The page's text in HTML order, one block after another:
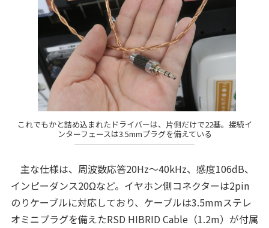
これでもかと詰め込まれたドライバーは、片側だけで22基。接続イ
ンターフェースは3.5mmプラグを備えている
主な仕様は、周波数応答20Hz～40kHz、感度106dB、
インピーダンス20Ωなど。イヤホン側コネクターは2pin
のりケーブルに対応しており、ケーブルは3.5mmステレ
オミニプラグを備えたRSD HIBRID Cable（1.2m）が付属